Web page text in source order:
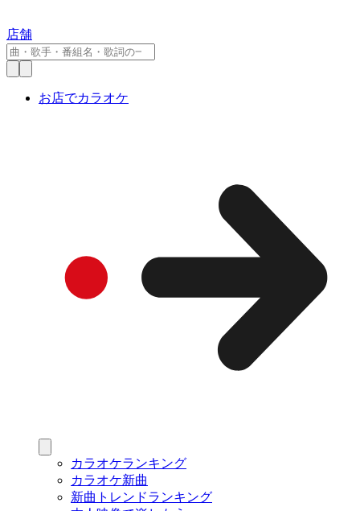
店舗
お店でカラオケ
カラオケランキング
カラオケ新曲
新曲トレンドランキング